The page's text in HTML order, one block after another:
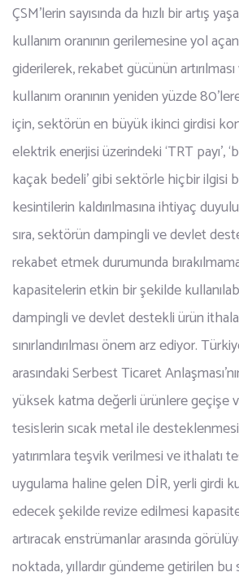
ÇSM’lerin sayısında da hızlı bir artış
kullanım oranının gerilemesine yol
giderilerek, rekabet gücünün
kullanım oranının yeniden yüzde
için, sektörün en büyük ikinci girdisi
elektrik enerjisi üzerindeki ‘TRT payı’,
kaçak bedeli’ gibi sektörle hiçbir ilgisi
kesintilerin kaldırılmasına ihtiyaç
sıra, sektörün dampingli ve devlet
rekabet etmek durumunda
kapasitelerin etkin bir şekilde
dampingli ve devlet destekli ürün
sınırlandırılması önem arz ediyor.
arasındaki Serbest Ticaret
yüksek katma değerli ürünlere geçişe
tesislerin sıcak metal ile
yatırımlara teşvik verilmesi ve ithalatı
uygulama haline gelen DİR, yerli girdi
edecek şekilde revize edilmesi kapasite
artıracak enstrümanlar arasında
noktada, yıllardır gündeme getirilen bu